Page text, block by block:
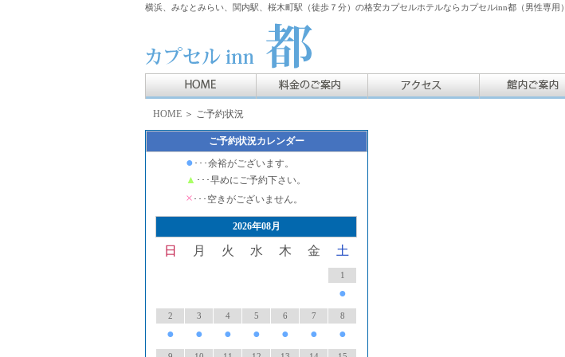
横浜、みなとみらい、関内駅、桜木町駅（徒歩７分）の格安カプセルホテルならカプセルinn都（男性専用）
HOME ＞ ご予約状況
ご予約状況カレンダー
● ･･･余裕がございます。
▲ ･･･早めにご予約下さい。
× ･･･空きがございません。
2026年08月
日 月 火 水 木 金 土
1
●
2
●
3
●
4
●
5
●
6
●
7
●
8
●